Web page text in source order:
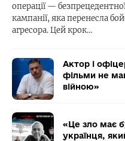
операції —
кампанії, яка перенесла
агресора. Цей крок…
Актор і
фільми не
війною»
«Це зло має
українця,